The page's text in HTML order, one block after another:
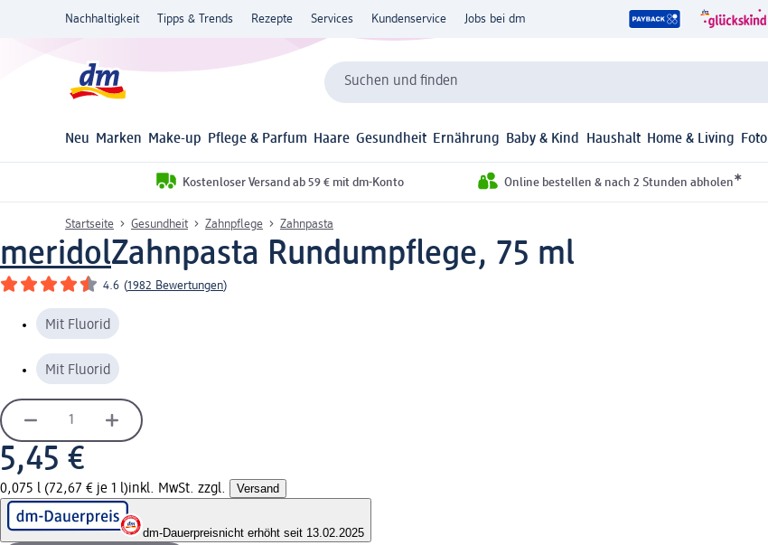
Nachhaltigkeit Tipps & Trends Rezepte Services Kundenservice Jobs bei dm
Suchen und finden
Neu Marken Make-up Pflege & Parfum Haare Gesundheit Ernährung Baby & Kind Haushalt Home & Living Foto
Kostenloser Versand ab 59 € mit dm-Konto Online bestellen & nach 2 Stunden abholen*
Startseite Gesundheit Zahnpflege Zahnpasta
meridolZahnpasta Rundumpflege, 75 ml
4.6 (1982 Bewertungen)
Mit Fluorid
Mit Fluorid
5,45 €
0,075 l (72,67 € je 1 l)inkl. MwSt. zzgl. Versand
dm-Dauerpreisnicht erhöht seit 13.02.2025